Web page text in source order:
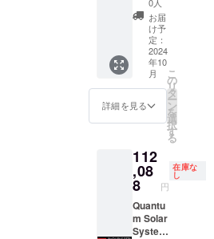
ありま
す
の請求
を行う
ことが
できま
す。こ
の保証
は、製
造過程
におけ
り、ご
利用中
に生じ
た損傷
や故障
には適
用され
払いい
ただく
必要が
ありま
全員の
直筆サ
イン プ
ラット
フォー
ムの裏
面に、
弊社
チーム
全員が
サイン
をさせ
ていた
だきま
す。
お届
け予
定：
2024
年10
月
詳細を見る
こ
の
リ
タ
ー
ン
を
選
択
す
る
112
,08
8 円
在庫な
し
Quantu
m Solar
System